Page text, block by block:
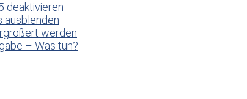
deaktivieren
ausblenden
werden
– Was tun?